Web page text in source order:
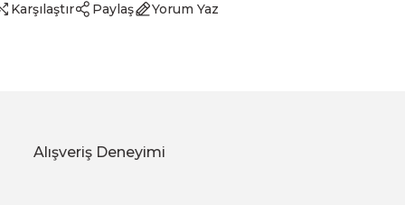
Karşılaştır Paylaş Yorum Yaz
Alışveriş Deneyimi